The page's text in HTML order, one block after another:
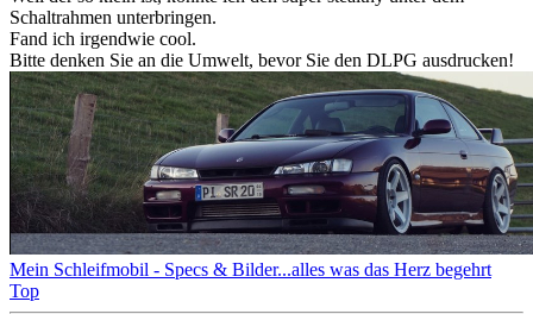
Schaltrahmen unterbringen.
Fand ich irgendwie cool.
Bitte denken Sie an die Umwelt, bevor Sie den DLPG ausdrucken!
Mein Schleifmobil - Specs & Bilder...alles was das Herz begehrt
Top